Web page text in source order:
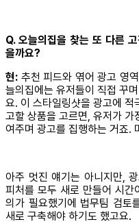
Q. 오늘의집을 찾는 또 다른
을까요?
현: 추천 피드와 엮어 광고 영
늘의집에는 유저들이 직접 꾸
요. 이 스타일링샷을 광고에
고할 상품을 고르면, 유저가 가
여주며 광고를 집행하는 거죠.
아주 멋진 얘기는 아니지만,
피처를 모두 새로 만들어 시
의가 필요했기에 법무팀 검토
새로 구축해야 하기도 했고요.